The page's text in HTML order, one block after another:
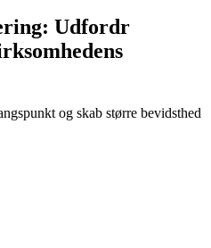
Udfordr
og skab større bevidsthed